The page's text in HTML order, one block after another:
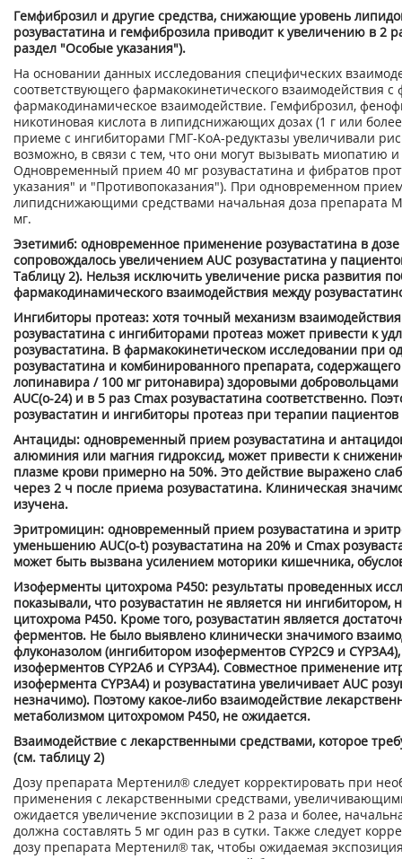
Гемфиброзил и другие средства, снижающие уровень
розувастатина и гемфиброзила приводит к увеличению в 2
раздел "Особые указания").
На основании данных исследования специфических
соответствующего фармакокинетического взаимодействия
фармакодинамическое взаимодействие. Гемфиброзил,
никотиновая кислота в липидснижающих дозах (1 г или
приеме с ингибиторами ГМГ-КоА-редуктазы увеличивали
возможно, в связи с тем, что они могут вызывать миопатию
Одновременный прием 40 мг розувастатина и фибратов
указания" и "Противопоказания"). При одновременном
липидснижающими средствами начальная доза препарата
мг.
Эзетимиб: одновременное применение розувастатина в
сопровождалось увеличением AUC розувастатина у
Таблицу 2). Нельзя исключить увеличение риска развития
фармакодинамического взаимодействия между
Ингибиторы протеаз: хотя точный механизм
розувастатина с ингибиторами протеаз может привести к
розувастатина. В фармакокинетическом исследовании при
розувастатина и комбинированного препарата,
лопинавира / 100 мг ритонавира) здоровыми
AUC(o-24) и в 5 раз Сmахрозувастатина соответственно.
розувастатин и ингибиторы протеаз при терапии
Антациды: одновременный прием розувастатина и
алюминия или магния гидроксид, может привести к
плазме крови примерно на 50%. Это действие выражено
через 2 ч после приема розувастатина. Клиническая
изучена.
Эритромицин: одновременный прием розувастатина и
уменьшению AUC(o-t) розувастатина на 20% и Сmах
может быть вызвана усилением моторики кишечника,
Изоферменты цитохрома Р450: результаты проведенных
показывали, что розувастатин не является ни
цитохрома Р450. Кроме того, розувастатин является
ферментов. Не было выявлено клинически значимого
флуконазолом (ингибитором изоферментов CYP2C9 и
изоферментов CYP2A6 и CYP3A4). Совместное применение
изофермента CYP3A4) и розувастатина увеличивает AUC
незначимо). Поэтому какое-либо взаимодействие
метаболизмом цитохромом Р450, не ожидается.
Взаимодействие с лекарственными средствами, которое
(см. таблицу 2)
Дозу препарата Мертенил® следует корректировать при
применения с лекарственными средствами,
ожидается увеличение экспозиции в 2 раза и более,
должна составлять 5 мг один раз в сутки. Также следует
дозу препарата Мертенил® так, чтобы ожидаемая